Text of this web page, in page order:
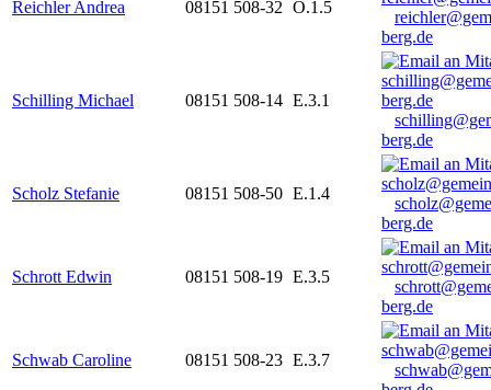
Reichler Andrea 08151 508-32 O.1.5
berg.de
Schilling Michael 08151 508-14 E.3.1
berg.de
Scholz Stefanie 08151 508-50 E.1.4
berg.de
Schrott Edwin 08151 508-19 E.3.5
berg.de
Schwab Caroline 08151 508-23 E.3.7